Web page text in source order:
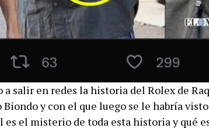
a salir en redes la historia del Rolex de
y con el que luego se le habría
es el misterio de toda esta historia y qué